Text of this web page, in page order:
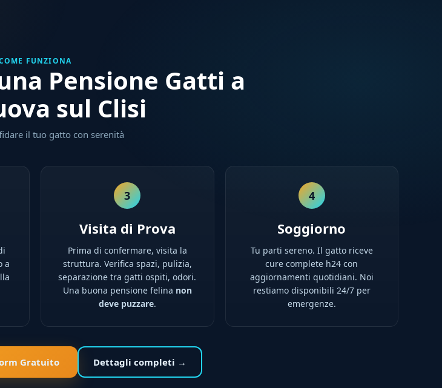
FUNZIONA
Pensione Gatti a
sul Clisi
il tuo gatto con serenità
a
3
Visita di Prova
Prima di confermare, visita la
struttura. Verifica spazi, pulizia,
separazione tra gatti ospiti, odori.
Una buona pensione felina non
deve puzzare.
4
Soggiorno
Tu parti sereno. Il gatto riceve
cure complete h24 con
aggiornamenti quotidiani. Noi
restiamo disponibili 24/7 per
emergenze.
Gratuito Dettagli completi →